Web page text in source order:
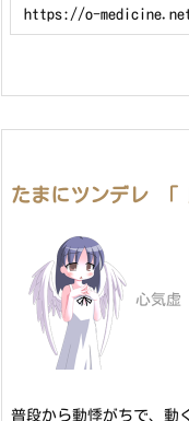
たまにツンデレ 「
心気虚
普段から動悸がちで、動